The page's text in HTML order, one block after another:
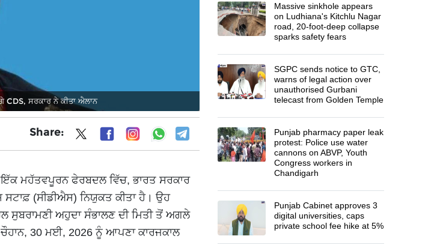
ਸਰਕਾਰ ਨੇ ਕੀਤਾ ਐਲਾਨ
Share:
ਇੱਕ ਮਹੱਤਵਪੂਰਨ ਫੇਰਬਦਲ ਵਿੱਚ, ਭਾਰਤ ਸਰਕਾਰ
(ਸੀਡੀਐਸ) ਨਿਯੁਕਤ ਕੀਤਾ ਹੈ। ਉਹ
ਸੁਬਰਾਮਣੀ ਅਹੁਦਾ ਸੰਭਾਲਣ ਦੀ ਮਿਤੀ ਤੋਂ ਅਗਲੇ
30 ਮਈ, 2026 ਨੂੰ ਆਪਣਾ ਕਾਰਜਕਾਲ
Massive sinkhole appears
on Ludhiana's Kitchlu Nagar
road, 20-foot-deep collapse
sparks safety fears
SGPC sends notice to GTC,
warns of legal action over
unauthorised Gurbani
telecast from Golden Temple
Punjab pharmacy paper leak
protest: Police use water
cannons on ABVP, Youth
Congress workers in
Chandigarh
Punjab Cabinet approves 3
digital universities, caps
private school fee hike at 5%